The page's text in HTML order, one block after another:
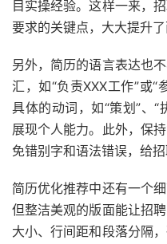
目实操经验。这样一来，
要求的关键点，大大提升了
另外，简历的语言表达也
汇，如“负责XXX工作”或“
具体的动词，如“策划”、“
展现个人能力。此外，保
免错别字和语法错误，给
简历优化推荐中还有一个
但整洁美观的版面能让招
大小、行间距和段落分隔